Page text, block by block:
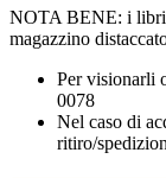
NOTA BENE: i libri
magazzino
Per visionarli
0078
Nel caso di
ritiro/